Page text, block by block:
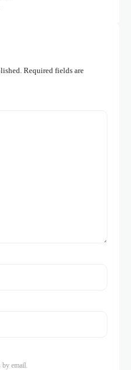
Required fields are
email.